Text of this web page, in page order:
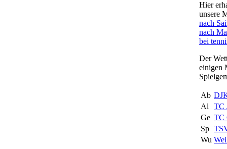
Hier
unsere
nach
nach
bei
Der
einigen
Ab
Al
TC
Ge TC
Sp
Wu